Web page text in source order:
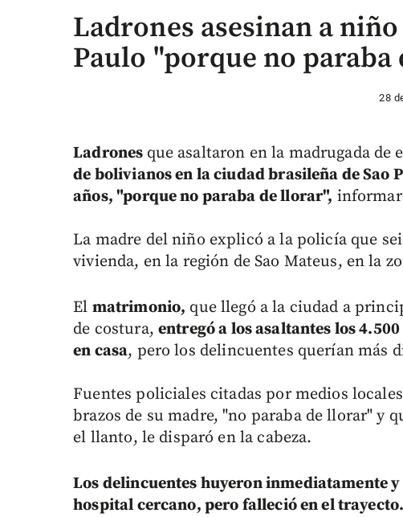
Ladrones asesinan a
Paulo "porque no
28
Ladrones que asaltaron en la madrugada de
de bolivianos en la ciudad brasileña de Sao
años, "porque no paraba de llorar",
La madre del niño explicó a la policía que
vivienda, en la región de Sao Mateus, en la
El matrimonio, que llegó a la ciudad a
de costura, entregó a los asaltantes los
en casa, pero los delincuentes querían más
Fuentes policiales citadas por medios
brazos de su madre, "no paraba de llorar" y
el llanto, le disparó en la cabeza.
Los delincuentes huyeron inmediatamente
hospital cercano, pero falleció en el trayecto.